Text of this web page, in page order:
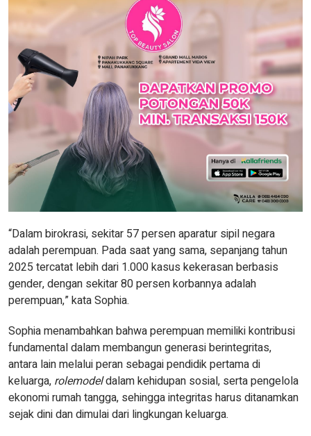
“Dalam birokrasi, sekitar 57 persen aparatur sipil negara
adalah perempuan. Pada saat yang sama, sepanjang tahun
2025 tercatat lebih dari 1.000 kasus kekerasan berbasis
gender, dengan sekitar 80 persen korbannya adalah
perempuan,” kata Sophia.
Sophia menambahkan bahwa perempuan memiliki kontribusi
fundamental dalam membangun generasi berintegritas,
antara lain melalui peran sebagai pendidik pertama di
keluarga, rolemodeldalam kehidupan sosial, serta pengelola
ekonomi rumah tangga, sehingga integritas harus ditanamkan
sejak dini dan dimulai dari lingkungan keluarga.